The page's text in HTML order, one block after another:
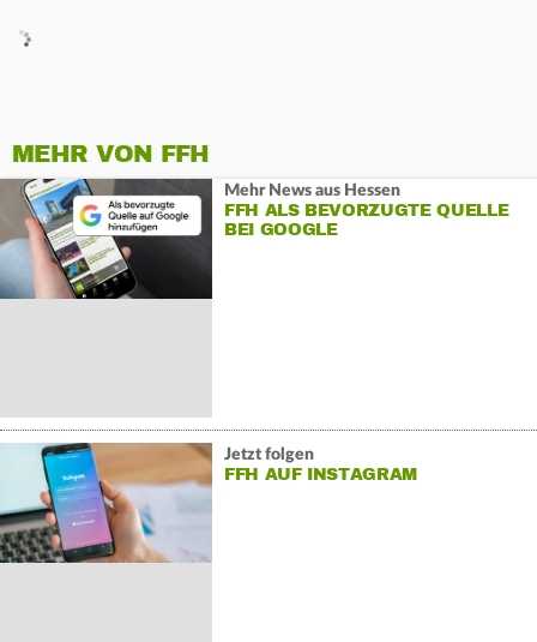
MEHR VON FFH
Mehr News aus Hessen
FFH ALS BEVORZUGTE QUELLE
BEI GOOGLE
Jetzt folgen
FFH AUF INSTAGRAM